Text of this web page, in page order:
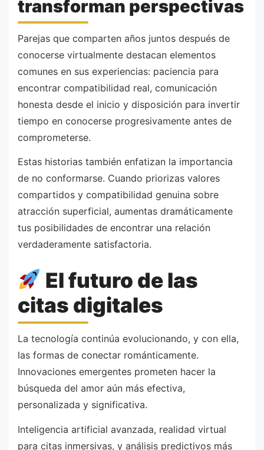
transforman perspectivas
Parejas que comparten años juntos después de
conocerse virtualmente destacan elementos
comunes en sus experiencias: paciencia para
encontrar compatibilidad real, comunicación
honesta desde el inicio y disposición para invertir
tiempo en conocerse progresivamente antes de
comprometerse.
Estas historias también enfatizan la importancia
de no conformarse. Cuando priorizas valores
compartidos y compatibilidad genuina sobre
atracción superficial, aumentas dramáticamente
tus posibilidades de encontrar una relación
verdaderamente satisfactoria.
El futuro de las
citas digitales
La tecnología continúa evolucionando, y con ella,
las formas de conectar románticamente.
Innovaciones emergentes prometen hacer la
búsqueda del amor aún más efectiva,
personalizada y significativa.
Inteligencia artificial avanzada, realidad virtual
para citas inmersivas, y análisis predictivos más